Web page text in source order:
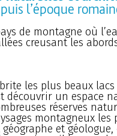
l’époque
de montagne où
creusant les
les plus beaux lacs
découvrir un espace
réserves
montagneux
et